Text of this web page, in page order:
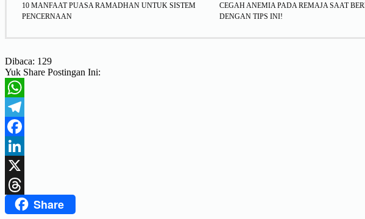
10 MANFAAT PUASA RAMADHAN UNTUK SISTEM
PENCERNAAN
CEGAH ANEMIA PADA REMAJA SAAT
DENGAN TIPS INI!
Dibaca: 129
Yuk Share Postingan Ini:
WhatsApp
Telegram
Facebook
LinkedIn
X
ThreadsShare